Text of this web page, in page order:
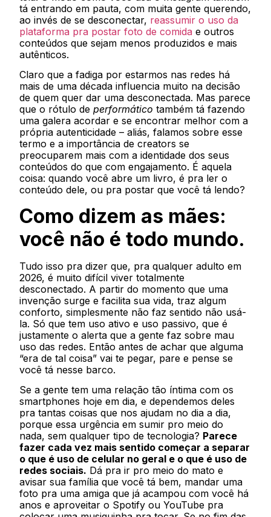
tá entrando em pauta, com muita gente querendo,
ao invés de se desconectar, reassumir o uso da
plataforma pra postar foto de comida e outros
conteúdos que sejam menos produzidos e mais
autênticos.
Claro que a fadiga por estarmos nas redes há
mais de uma década influencia muito na decisão
de quem quer dar uma desconectada. Mas parece
que o rótulo deperformáticotambém tá fazendo
uma galera acordar e se encontrar melhor com a
própria autenticidade – aliás, falamos sobre esse
termo e a importância de creators se
preocuparem mais com a identidade dos seus
conteúdos do que com engajamento. É aquela
coisa: quando você abre um livro, é pra ler o
conteúdo dele, ou pra postar que você tá lendo?
Como dizem as mães:
você não é todo mundo.
Tudo isso pra dizer que, pra qualquer adulto em
2026, é muito difícil viver totalmente
desconectado. A partir do momento que uma
invenção surge e facilita sua vida, traz algum
conforto, simplesmente não faz sentido não usá-
la. Só que tem uso ativo e uso passivo, que é
justamente o alerta que a gente faz sobre mau
uso das redes. Então antes de achar que alguma
“era de tal coisa” vai te pegar, pare e pense se
você tá nesse barco.
Se a gente tem uma relação tão íntima com os
smartphones hoje em dia, e dependemos deles
pra tantas coisas que nos ajudam no dia a dia,
porque essa urgência em sumir pro meio do
nada, sem qualquer tipo de tecnologia? Parece
fazer cada vez mais sentido começar a separar
o que é uso de celular no geral e o que é uso de
redes sociais. Dá pra ir pro meio do mato e
avisar sua família que você tá bem, mandar uma
foto pra uma amiga que já acampou com você há
anos e aproveitar o Spotify ou YouTube pra